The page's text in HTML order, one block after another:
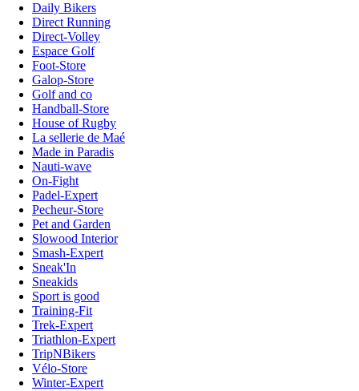
Daily Bikers
Direct Running
Direct-Volley
Espace Golf
Foot-Store
Galop-Store
Golf and co
Handball-Store
House of Rugby
La sellerie de Maé
Made in Paradis
Nauti-wave
On-Fight
Padel-Expert
Pecheur-Store
Pet and Garden
Slowood Interior
Smash-Expert
Sneak'In
Sneakids
Sport is good
Training-Fit
Trek-Expert
Triathlon-Expert
TripNBikers
Vélo-Store
Winter-Expert